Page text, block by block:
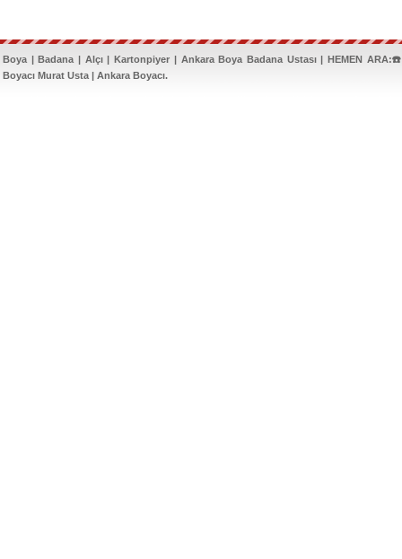
Boya | Badana | Alçı | Kartonpiyer | Ankara Boya Badana Ustası | HEMEN
Boyacı Murat Usta | Ankara Boyacı.